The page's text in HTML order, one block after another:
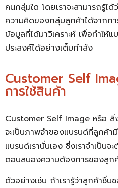
คนกลุ่มใด โดยเราจะสามารถรู้ได้
ความคิดของกลุ่มลูกค้าได้จากกา
ข้อมูลที่ได้มาวิเคราะห์ เพื่อทำให้
ประสงค์ได้อย่างเต็มกำลัง
Customer Self
การใช้สินค้า
Customer Self Image หรือ สิ่
จะเป็นภาพจำของแบรนด์ที่ลูกค้า
แบรนด์เรานั่นเอง ซึ่งเราจำเป็น
ตอบสนองความต้องการของลูก
ตัวอย่างเช่น ถ้าเรารู้ว่าลูกค้าชื่น